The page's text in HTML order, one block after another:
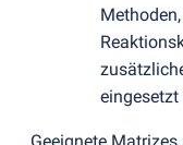
eingesetzt